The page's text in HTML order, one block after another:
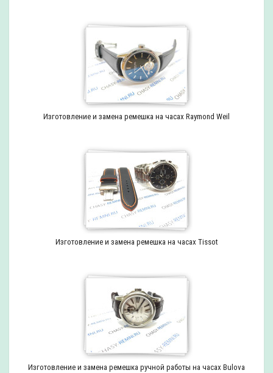
Изготовление и замена ремешка на часах Raymond Weil
Изготовление и замена ремешка на часах Tissot
Изготовление и замена ремешка ручной работы на часах Bulova